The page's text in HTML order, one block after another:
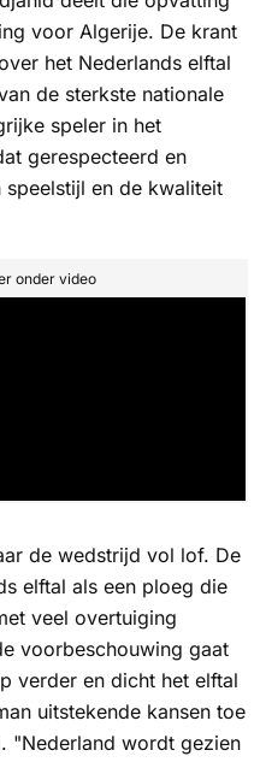
voor Algerije. De krant
het Nederlands elftal
de sterkste nationale
speler in het
gerespecteerd en
en de kwaliteit
onder video
de wedstrijd vol lof. De
elftal als een ploeg die
veel overtuiging
voorbeschouwing gaat
verder en dicht het elftal
uitstekende kansen toe
"Nederland wordt gezien